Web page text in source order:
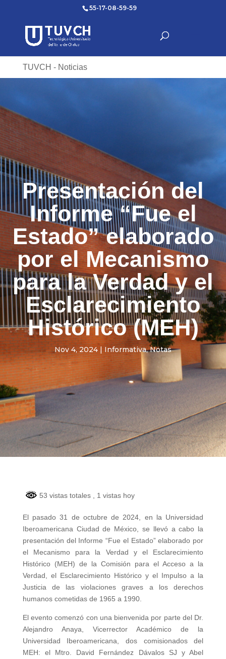
55-17-08-59-59
TUVCH - Noticias
Presentación del
Informe “Fue el
Estado” elaborado
por el Mecanismo
para la Verdad y el
Esclarecimiento
Histórico (MEH)
Nov 4, 2024|Informativa,Notas
53 vistas totales , 1 vistas hoy
El pasado 31 de octubre de 2024, en la Universidad
Iberoamericana Ciudad de México, se llevó a cabo la
presentación del Informe “Fue el Estado” elaborado por
el Mecanismo para la Verdad y el Esclarecimiento
Histórico (MEH) de la Comisión para el Acceso a la
Verdad, el Esclarecimiento Histórico y el Impulso a la
Justicia de las violaciones graves a los derechos
humanos cometidas de 1965 a 1990.
El evento comenzó con una bienvenida por parte del Dr.
Alejandro Anaya, Vicerrector Académico de la
Universidad Iberoamericana, dos comisionados del
MEH: el Mtro. David Fernández Dávalos SJ y Abel